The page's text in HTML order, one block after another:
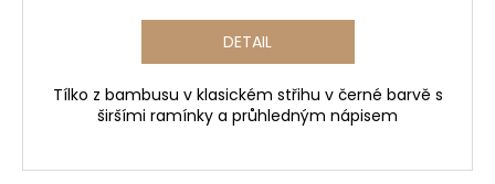
DETAIL
Tílko z bambusu v klasickém střihu v černé barvě s
širšími ramínky a průhledným nápisem